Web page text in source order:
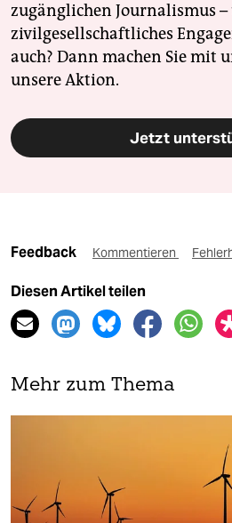
zugänglichen Journalismus
zivilgesellschaftliches
auch? Dann machen Sie mit
unsere Aktion.
Jetzt
Feedback Kommentieren
Diesen Artikel teilen
Mehr zum Thema